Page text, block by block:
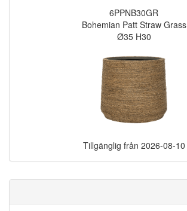
6PPNB30GR
Bohemian Patt Straw Grass
Ø35 H30
Tillgänglig från 2026-08-10